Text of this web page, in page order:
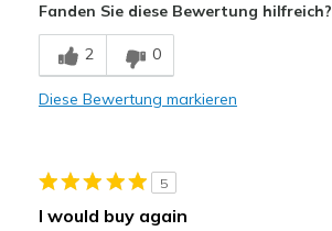
Breathe Well
Comfortable
Stylish
Fanden Sie diese Bewertung hilfreich?
2 0
Diese Bewertung markieren
5
I would buy again